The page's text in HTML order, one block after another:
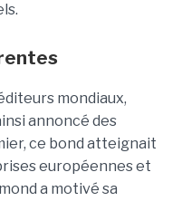
mondiaux,
annoncé des
ce bond atteignait
européennes et
a motivé sa